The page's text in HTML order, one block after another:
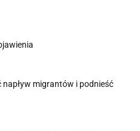
migrantów i podnieść